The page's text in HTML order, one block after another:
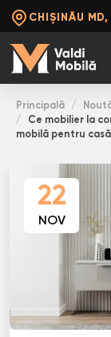
CHIȘINĂU
Principală
Ce mobilier la
mobilă pentru casă
22
NOV